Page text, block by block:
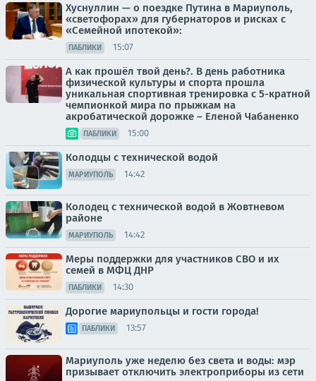
Хуснуллин — о поездке Путина в Мариуполь,
«светофорах» для губернаторов и рисках с
«Семейной ипотекой»:
ПАБЛИКИ 15:07
А как прошёл твой день?. В день работника
физической культуры и спорта прошла
уникальная спортивная тренировка с 5-кратной
чемпионкой мира по прыжкам на
акробатической дорожке – Еленой Чабаненко
ПАБЛИКИ 15:00
Колодцы с технической водой
МАРИУПОЛЬ 14:42
Колодец с технической водой в Жовтневом
районе
МАРИУПОЛЬ 14:42
Меры поддержки для участников СВО и их
семей в МФЦ ДНР
ПАБЛИКИ 14:30
Дорогие мариупольцы и гости города!
ПАБЛИКИ 13:57
Мариуполь уже неделю без света и воды: мэр
призывает отключить электроприборы из сети